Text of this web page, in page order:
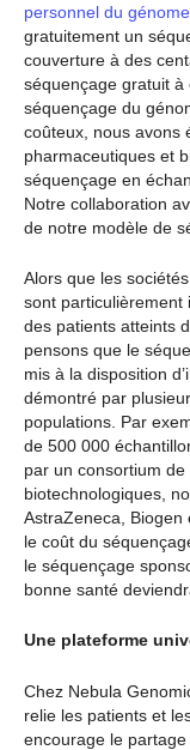
personnel du
gratuitement un
couverture à des
séquençage gratuit
séquençage du
coûteux, nous avons
pharmaceutiques et
séquençage en
Notre collaboration
de notre modèle de
Alors que les
sont particulièrement
des patients atteints
pensons que le
mis à la disposition
démontré par
populations. Par
de 500 000
par un consortium
biotechnologiques,
AstraZeneca, Biogen
le coût du
le séquençage
bonne santé
Une plateforme
Chez Nebula
relie les patients et
encourage le